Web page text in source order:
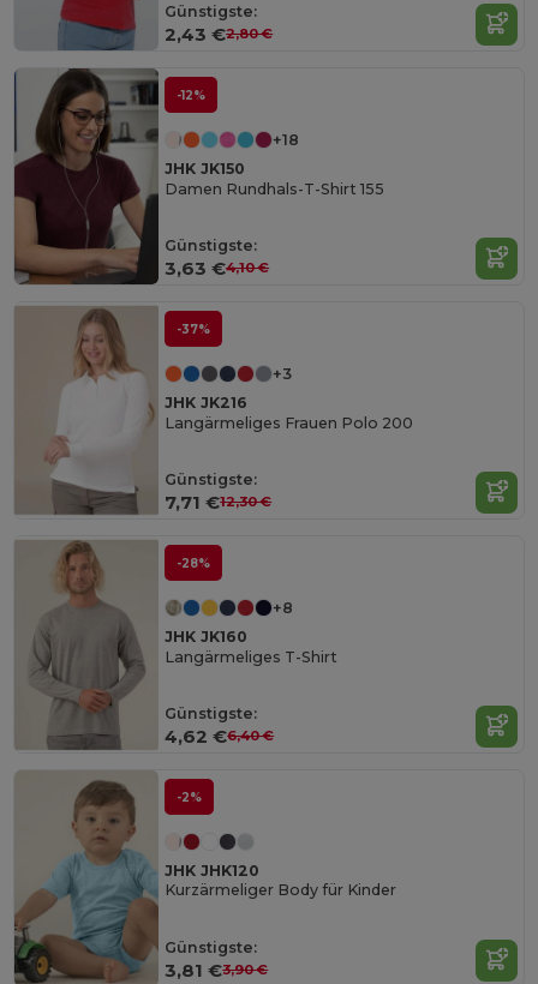
Günstigste:
2,43 €2,80 €
-12%
+18
JHK JK150
Damen Rundhals-T-Shirt 155
Günstigste:
3,63 €4,10 €
-37%
+3
JHK JK216
Langärmeliges Frauen Polo 200
Günstigste:
7,71 €12,30 €
-28%
+8
JHK JK160
Langärmeliges T-Shirt
Günstigste:
4,62 €6,40 €
-2%
JHK JHK120
Kurzärmeliger Body für Kinder
Günstigste:
3,81 €3,90 €